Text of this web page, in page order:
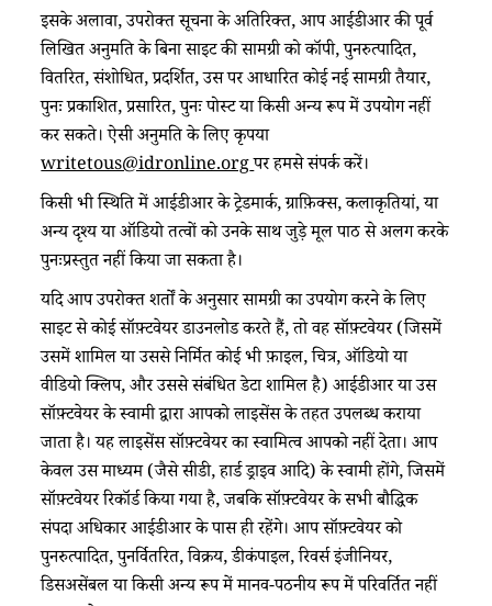
इसके अलावा, उपरोक्त सूचना के अतिरिक्त, आप आईडीआर की पूर्व
लिखित अनुमति के बिना साइट की सामग्री को कॉपी, पुनरुत्पादित,
वितरित, संशोधित, प्रदर्शित, उस पर आधारित कोई नई सामग्री तैयार,
पुनः प्रकाशित, प्रसारित, पुनः पोस्ट या किसी अन्य रूप में उपयोग नहीं
कर सकते। ऐसी अनुमति के लिए कृपया
writetous@idronline.orgपर हमसे संपर्क करें।
किसी भी स्थिति में आईडीआर के ट्रेडमार्क, ग्राफ़िक्स, कलाकृतियां, या
अन्य दृश्य या ऑडियो तत्वों को उनके साथ जुड़े मूल पाठ से अलग करके
पुनःप्रस्तुत नहीं किया जा सकता है।
यदि आप उपरोक्त शर्तों के अनुसार सामग्री का उपयोग करने के लिए
साइट से कोई सॉफ़्टवेयर डाउनलोड करते हैं, तो वह सॉफ़्टवेयर (जिसमें
उसमें शामिल या उससे निर्मित कोई भी फ़ाइल, चित्र, ऑडियो या
वीडियो क्लिप, और उससे संबंधित डेटा शामिल है) आईडीआर या उस
सॉफ़्टवेयर के स्वामी द्वारा आपको लाइसेंस के तहत उपलब्ध कराया
जाता है। यह लाइसेंस सॉफ़्टवेयर का स्वामित्व आपको नहीं देता। आप
केवल उस माध्यम (जैसे सीडी, हार्ड ड्राइव आदि) के स्वामी होंगे, जिसमें
सॉफ़्टवेयर रिकॉर्ड किया गया है, जबकि सॉफ़्टवेयर के सभी बौद्धिक
संपदा अधिकार आईडीआर के पास ही रहेंगे। आप सॉफ़्टवेयर को
पुनरुत्पादित, पुनर्वितरित, विक्रय, डीकंपाइल, रिवर्स इंजीनियर,
डिसअसेंबल या किसी अन्य रूप में मानव-पठनीय रूप में परिवर्तित नहीं